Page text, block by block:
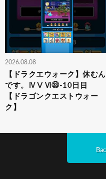
2026.08.08
【ドラクエウォーク】休むん
です。ⅣⅤⅥ㉝-10日目
【ドラゴンクエストウォー
ク】